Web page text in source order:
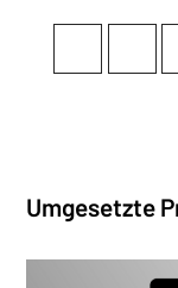
Umgesetzte